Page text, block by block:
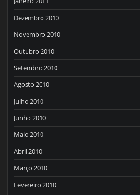
Dezembro 2010
Novembro 2010
Outubro 2010
Setembro 2010
Agosto 2010
Julho 2010
Junho 2010
Maio 2010
Abril 2010
Março 2010
Fevereiro 2010